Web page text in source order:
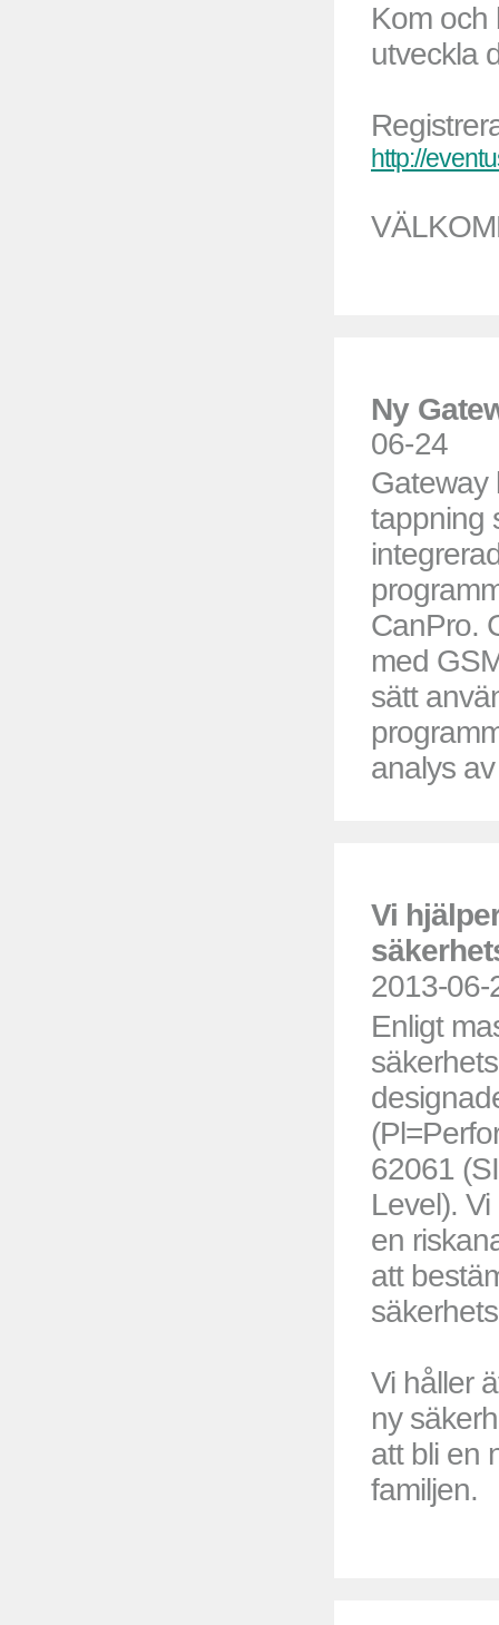
Kom och
utveckla
http://
Ny
06-24
Gateway
tappning
CanPro.
med
sätt
analys
Vi
2013-06-
Enligt
62061
Level).
en
att
Vi håller
ny
att bli en
familjen.